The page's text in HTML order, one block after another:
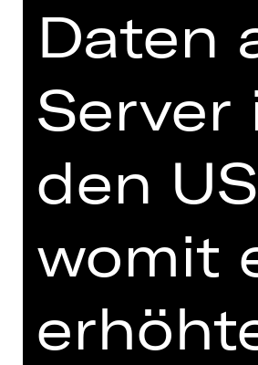
DIGITALE
zur Online-Einführung
TEAM
TERMINE UND
VIDEO/AUDIO
FOTOS
Daten
Server
den
womit